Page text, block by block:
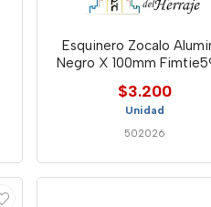
Esquinero Zocalo
Negro X 100mm
$3.200
Unidad
502026